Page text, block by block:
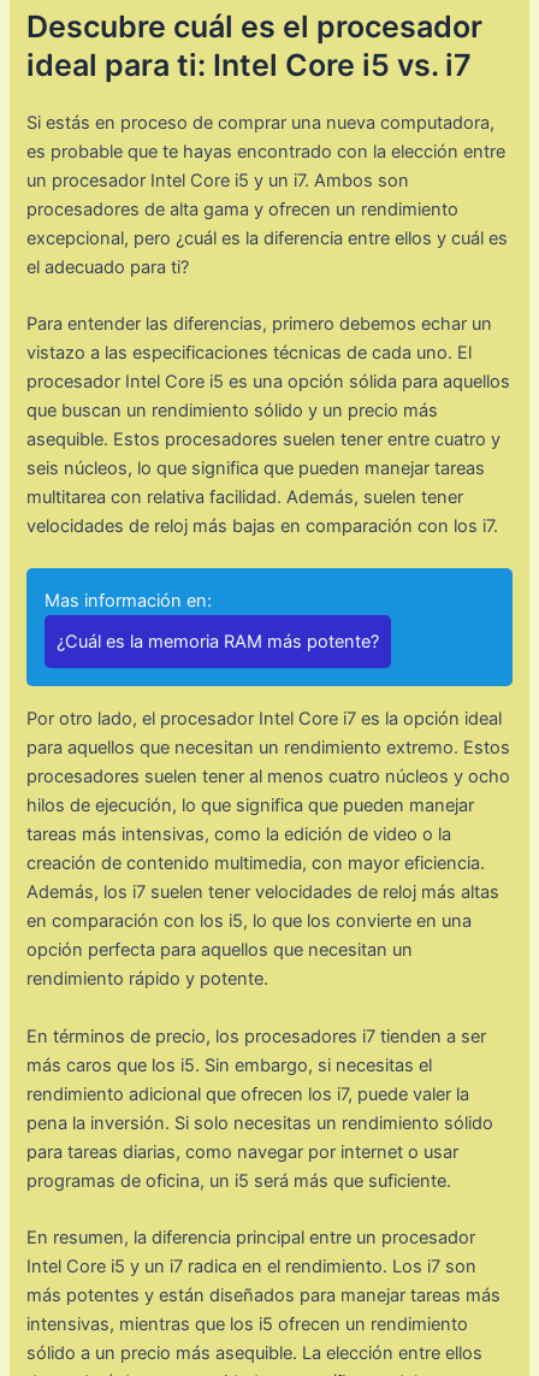
Descubre cuál es el procesador
ideal para ti: Intel Core i5 vs. i7
Si estás en proceso de comprar una nueva computadora,
es probable que te hayas encontrado con la elección entre
un procesador Intel Core i5 y un i7. Ambos son
procesadores de alta gama y ofrecen un rendimiento
excepcional, pero ¿cuál es la diferencia entre ellos y cuál es
el adecuado para ti?
Para entender las diferencias, primero debemos echar un
vistazo a las especificaciones técnicas de cada uno. El
procesador Intel Core i5 es una opción sólida para aquellos
que buscan un rendimiento sólido y un precio más
asequible. Estos procesadores suelen tener entre cuatro y
seis núcleos, lo que significa que pueden manejar tareas
multitarea con relativa facilidad. Además, suelen tener
velocidades de reloj más bajas en comparación con los i7.
Mas información en:
¿Cuál es la memoria RAM más potente?
Por otro lado, el procesador Intel Core i7 es la opción ideal
para aquellos que necesitan un rendimiento extremo. Estos
procesadores suelen tener al menos cuatro núcleos y ocho
hilos de ejecución, lo que significa que pueden manejar
tareas más intensivas, como la edición de video o la
creación de contenido multimedia, con mayor eficiencia.
Además, los i7 suelen tener velocidades de reloj más altas
en comparación con los i5, lo que los convierte en una
opción perfecta para aquellos que necesitan un
rendimiento rápido y potente.
En términos de precio, los procesadores i7 tienden a ser
más caros que los i5. Sin embargo, si necesitas el
rendimiento adicional que ofrecen los i7, puede valer la
pena la inversión. Si solo necesitas un rendimiento sólido
para tareas diarias, como navegar por internet o usar
programas de oficina, un i5 será más que suficiente.
En resumen, la diferencia principal entre un procesador
Intel Core i5 y un i7 radica en el rendimiento. Los i7 son
más potentes y están diseñados para manejar tareas más
intensivas, mientras que los i5 ofrecen un rendimiento
sólido a un precio más asequible. La elección entre ellos